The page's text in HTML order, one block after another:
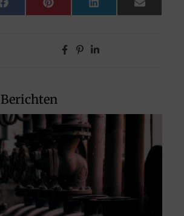
Berichten
FacebookPinterestLinkedInEmail